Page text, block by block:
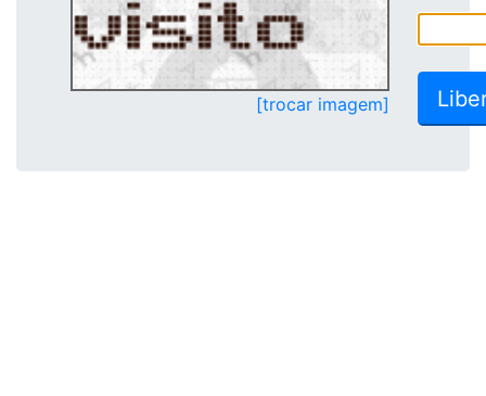
[trocar imagem]